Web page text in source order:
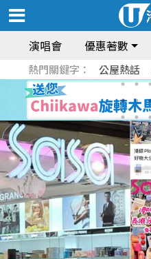
演唱會 優惠著數
熱門關鍵字： 公屋熱話